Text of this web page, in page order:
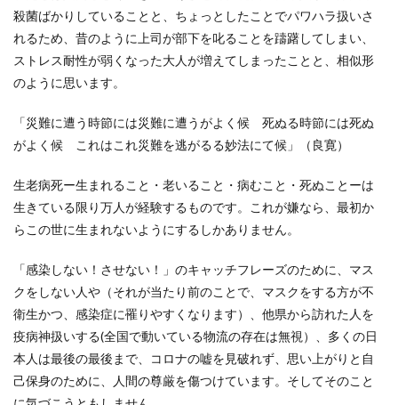
殺菌ばかりしていることと、ちょっとしたことでパワハラ扱いさ
れるため、昔のように上司が部下を叱ることを躊躇してしまい、
ストレス耐性が弱くなった大人が増えてしまったことと、相似形
のように思います。
「災難に遭う時節には災難に遭うがよく候 死ぬる時節には死ぬ
がよく候 これはこれ災難を逃がるる妙法にて候」（良寛）
生老病死ー生まれること・老いること・病むこと・死ぬことーは
生きている限り万人が経験するものです。これが嫌なら、最初か
らこの世に生まれないようにするしかありません。
「感染しない！させない！」のキャッチフレーズのために、マス
クをしない人や（それが当たり前のことで、マスクをする方が不
衛生かつ、感染症に罹りやすくなります）、他県から訪れた人を
疫病神扱いする(全国で動いている物流の存在は無視）、多くの日
本人は最後の最後まで、コロナの嘘を見破れず、思い上がりと自
己保身のために、人間の尊厳を傷つけています。そしてそのこと